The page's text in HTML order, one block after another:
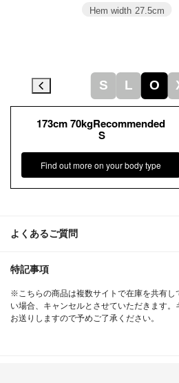
よくあるご質問
特記事項
※こちらの商品は複数サイトで在庫を共有し
い場合、キャンセルとさせていただきます
お送りしますので予めご了承ください。
173cm 70kgRecommended
S
Find out more on your body type
Hem width 27.5cm
S L O